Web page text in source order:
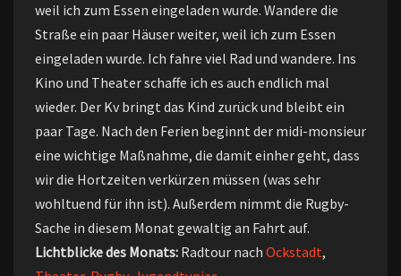
weil ich zum Essen eingeladen wurde. Wandere die
Straße ein paar Häuser weiter, weil ich zum Essen
eingeladen wurde. Ich fahre viel Rad und wandere. Ins
Kino und Theater schaffe ich es auch endlich mal
wieder. Der Kv bringt das Kind zurück und bleibt ein
paar Tage. Nach den Ferien beginnt der midi-monsieur
eine wichtige Maßnahme, die damit einher geht, dass
wir die Hortzeiten verkürzen müssen (was sehr
wohltuend für ihn ist). Außerdem nimmt die Rugby-
Sache in diesem Monat gewaltig an Fahrt auf.
Lichtblicke des Monats: Radtour nach Ockstadt,